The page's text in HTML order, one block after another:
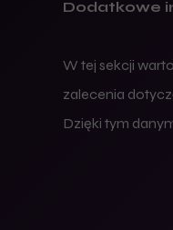
Dodatkowe
W tej sekcji
zalecenia
Dzięki tym